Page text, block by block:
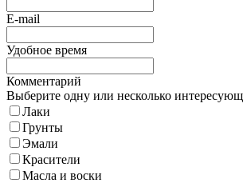
E-mail
Удобное время
Комментарий
Выберите одну или несколько
Лаки
Грунты
Эмали
Красители
Масла и воски